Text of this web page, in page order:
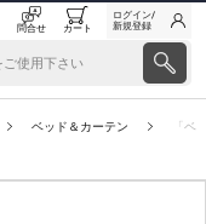
問合せ カート
ログイン/
新規登録
ベッド＆カーテン 「ベ